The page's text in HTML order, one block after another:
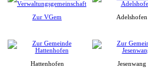
Zur VGem Adelshofen
Hattenhofen Jesenwang